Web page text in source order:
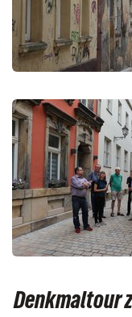
Denkmaltour